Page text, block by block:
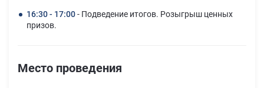
16:30 - 17:00- Подведение итогов. Розыгрыш ценных
призов.
Место проведения